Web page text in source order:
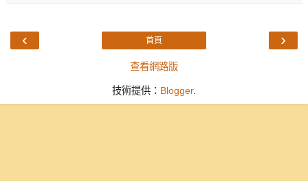
‹ ›
首頁
查看網路版
技術提供： Blogger.